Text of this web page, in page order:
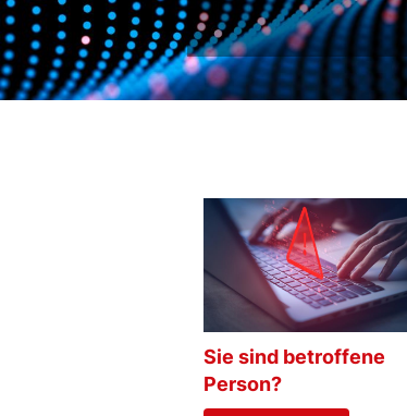
Sie sind betroffene
Person?